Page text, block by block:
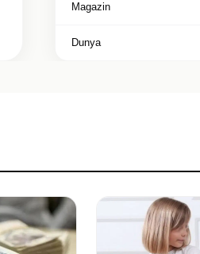
Magazin
Dunya